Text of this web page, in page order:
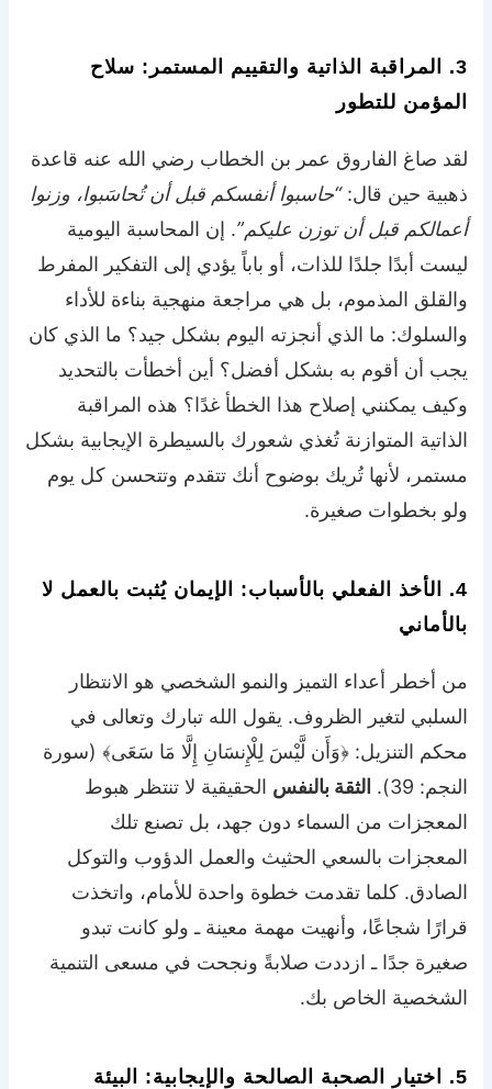
3. المراقبة الذاتية والتقييم المستمر: سلاح
المؤمن للتطور
لقد صاغ الفاروق عمر بن الخطاب رضي الله عنه قاعدة
ذهبية حين قال:“حاسبوا أنفسكم قبل أن تُحاسَبوا، وزنوا
أعمالكم قبل أن توزن عليكم”. إن المحاسبة اليومية
ليست أبدًا جلدًا للذات، أو باباً يؤدي إلى التفكير المفرط
والقلق المذموم، بل هي مراجعة منهجية بناءة للأداء
والسلوك: ما الذي أنجزته اليوم بشكل جيد؟ ما الذي كان
يجب أن أقوم به بشكل أفضل؟ أين أخطأت بالتحديد
وكيف يمكنني إصلاح هذا الخطأ غدًا؟ هذه المراقبة
الذاتية المتوازنة تُغذي شعورك بالسيطرة الإيجابية بشكل
مستمر، لأنها تُريك بوضوح أنك تتقدم وتتحسن كل يوم
ولو بخطوات صغيرة.
4. الأخذ الفعلي بالأسباب: الإيمان يُثبت بالعمل لا
بالأماني
من أخطر أعداء التميز والنمو الشخصي هو الانتظار
السلبي لتغير الظروف. يقول الله تبارك وتعالى في
محكم التنزيل: ﴿وَأَن لَّيْسَ لِلْإِنسَانِ إِلَّا مَا سَعَى﴾ (سورة
النجم: 39).
الثقة بالنفس الحقيقية لا تنتظر هبوط
المعجزات من السماء دون جهد، بل تصنع تلك
المعجزات بالسعي الحثيث والعمل الدؤوب والتوكل
الصادق. كلما تقدمت خطوة واحدة للأمام، واتخذت
قرارًا شجاعًا، وأنهيت مهمة معينة ـ ولو كانت تبدو
صغيرة جدًا ـ ازددت صلابةً ونجحت في مسعى التنمية
الشخصية الخاص بك.
5. اختيار الصحبة الصالحة والإيجابية: البيئة